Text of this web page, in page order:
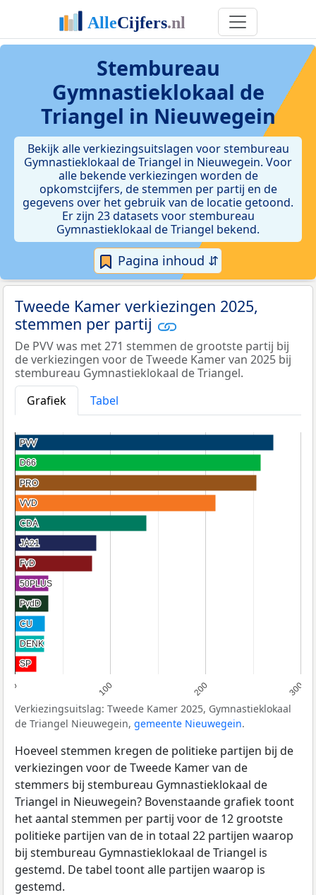
Stembureau
Gymnastieklokaal de
Triangel in Nieuwegein
Bekijk alle verkiezingsuitslagen voor stembureau
Gymnastieklokaal de Triangel in Nieuwegein. Voor
alle bekende verkiezingen worden de
opkomstcijfers, de stemmen per partij en de
gegevens over het gebruik van de locatie getoond.
Er zijn 23 datasets voor stembureau
Gymnastieklokaal de Triangel bekend.
Pagina inhoud ⇵
Tweede Kamer verkiezingen 2025,
stemmen per partij
De PVV was met 271 stemmen de grootste partij bij
de verkiezingen voor de Tweede Kamer van 2025 bij
stembureau Gymnastieklokaal de Triangel.
Grafiek
Tabel
0 100 200 300
PVV
PVV
D66
D66
PRO
PRO
VVD
VVD
CDA
CDA
JA21
JA21
FvD
FvD
50PLUS
50PLUS
PvdD
PvdD
CU
CU
DENK
DENK
SP
SP
Verkiezingsuitslag: Tweede Kamer 2025, Gymnastieklokaal
de Triangel Nieuwegein, gemeente Nieuwegein.
Hoeveel stemmen kregen de politieke partijen bij de
verkiezingen voor de Tweede Kamer van de
stemmers bij stembureau Gymnastieklokaal de
Triangel in Nieuwegein? Bovenstaande grafiek toont
het aantal stemmen per partij voor de 12 grootste
politieke partijen van de in totaal 22 partijen waarop
bij stembureau Gymnastieklokaal de Triangel is
gestemd. De tabel toont alle partijen waarop is
gestemd.